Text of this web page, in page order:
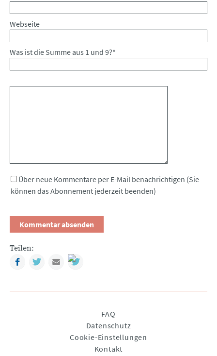
Webseite
Was ist die Summe aus 1 und 9?*
Über neue Kommentare per E-Mail benachrichtigen (Sie
können das Abonnement jederzeit beenden)
Teilen:
FacebookTwitterMail
FAQ
Datenschutz
Cookie-Einstellungen
Kontakt